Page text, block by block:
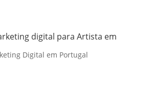
digital para Artista em
Digital em Portugal